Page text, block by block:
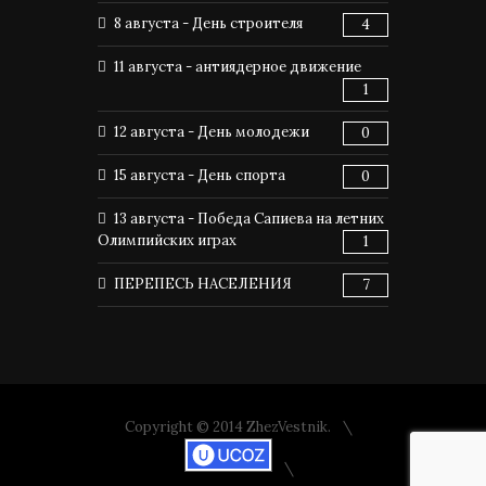
8 августа - День строителя 4
11 августа - антиядерное движение
1
12 августа - День молодежи 0
15 августа - День спорта 0
13 августа - Победа Сапиева на летних
Олимпийских играх
1
ПЕРЕПЕСЬ НАСЕЛЕНИЯ 7
Copyright © 2014 ZhezVestnik.